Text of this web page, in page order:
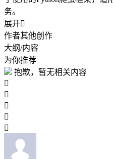
务。
展开
作者其他创作
大纲/内容
为你推荐
抱歉，暂无相关内容




